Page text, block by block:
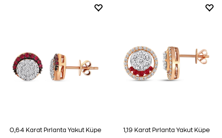
0,64 Karat Pırlanta Yakut Küpe 1,19 Karat Pırlanta Yakut Küpe